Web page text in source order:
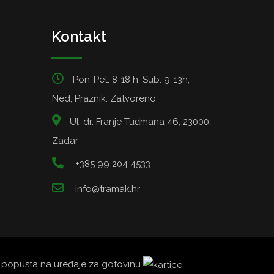
Kontakt
Pon-Pet: 8-18 h; Sub: 9-13h,
Ned, Praznik: Zatvoreno
Ul. dr. Franje Tuđmana 46, 23000,
Zadar
+385 99 204 4533
info@tramak.hr
popusta na uređaje za gotovinu